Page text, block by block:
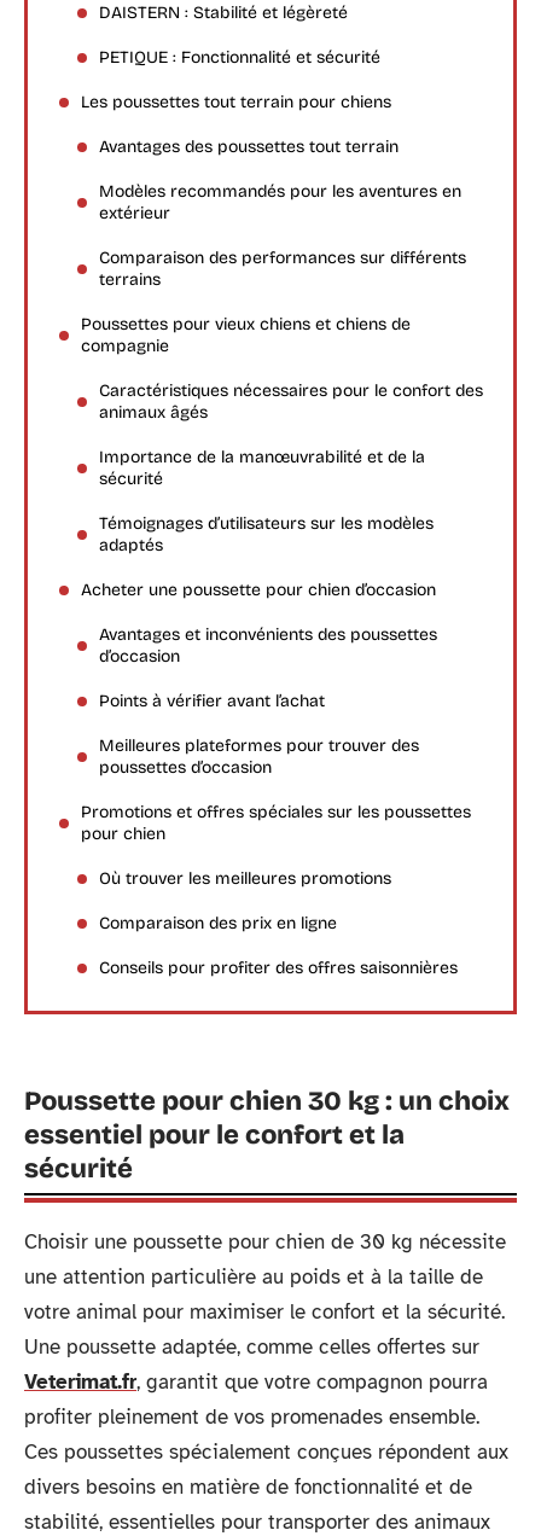
DAISTERN : Stabilité et légèreté
PETIQUE : Fonctionnalité et sécurité
Les poussettes tout terrain pour chiens
Avantages des poussettes tout terrain
Modèles recommandés pour les aventures en
extérieur
Comparaison des performances sur différents
terrains
Poussettes pour vieux chiens et chiens de
compagnie
Caractéristiques nécessaires pour le confort des
animaux âgés
Importance de la manœuvrabilité et de la
sécurité
Témoignages d’utilisateurs sur les modèles
adaptés
Acheter une poussette pour chien d’occasion
Avantages et inconvénients des poussettes
d’occasion
Points à vérifier avant l’achat
Meilleures plateformes pour trouver des
poussettes d’occasion
Promotions et offres spéciales sur les poussettes
pour chien
Où trouver les meilleures promotions
Comparaison des prix en ligne
Conseils pour profiter des offres saisonnières
Poussette pour chien 30 kg : un choix
essentiel pour le confort et la
sécurité
Choisir une poussette pour chien de 30 kg nécessite
une attention particulière au poids et à la taille de
votre animal pour maximiser le confort et la sécurité.
Une poussette adaptée, comme celles offertes sur
Veterimat.fr, garantit que votre compagnon pourra
profiter pleinement de vos promenades ensemble.
Ces poussettes spécialement conçues répondent aux
divers besoins en matière de fonctionnalité et de
stabilité, essentielles pour transporter des animaux